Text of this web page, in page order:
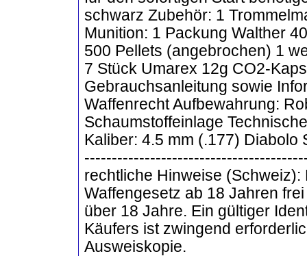
schwarz Zubehör: 1
Munition: 1 Packung Walther
500 Pellets (angebrochen) 1
7 Stück Umarex 12g CO2-
Gebrauchsanleitung sowie
Waffenrecht Aufbewahrung:
Schaumstoffeinlage
Kaliber: 4.5 mm (.177)
rechtliche Hinweise
Waffengesetz ab 18 Jahren
über 18 Jahre. Ein gültiger
Käufers ist zwingend
Ausweiskopie.